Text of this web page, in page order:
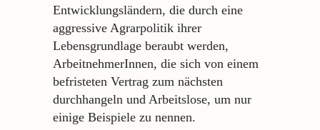
Entwicklungsländern, die durch eine
aggressive Agrarpolitik ihrer
Lebensgrundlage beraubt werden,
ArbeitnehmerInnen, die sich von einem
befristeten Vertrag zum nächsten
durchhangeln und Arbeitslose, um nur
einige Beispiele zu nennen.